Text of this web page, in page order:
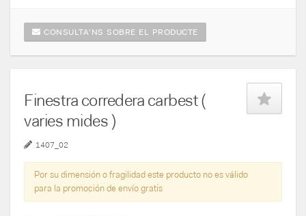
CONSULTA'NS SOBRE EL PRODUCTE
Finestra corredera carbest (
varies mides )
1407_02
Por su dimensión o fragilidad este producto no es válido
para la promoción de envío gratis